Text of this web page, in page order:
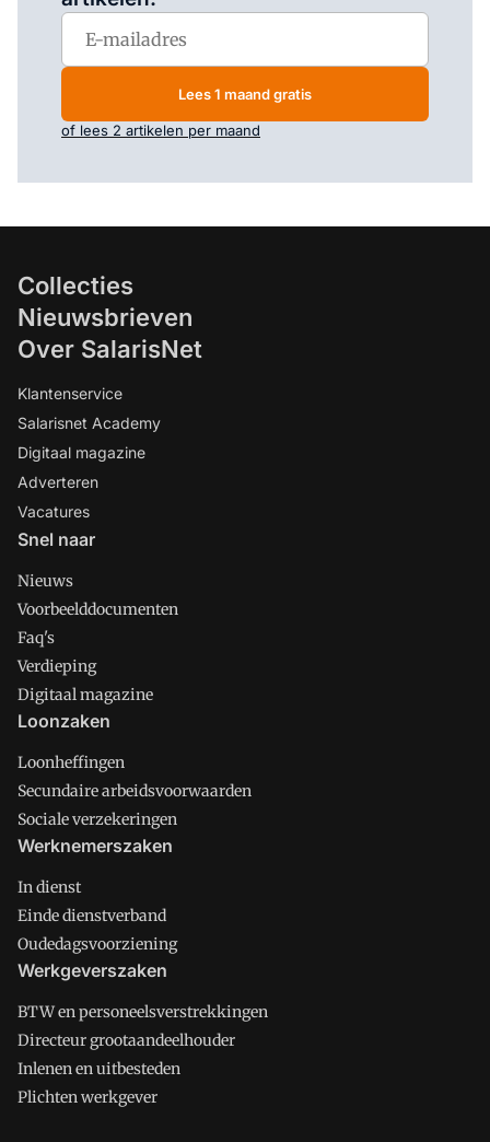
Lees 1 maand gratis
of lees 2 artikelen per maand
Collecties
Nieuwsbrieven
Over SalarisNet
Klantenservice
Salarisnet Academy
Digitaal magazine
Adverteren
Vacatures
Snel naar
Nieuws
Voorbeelddocumenten
Faq's
Verdieping
Digitaal magazine
Loonzaken
Loonheffingen
Secundaire arbeidsvoorwaarden
Sociale verzekeringen
Werknemerszaken
In dienst
Einde dienstverband
Oudedagsvoorziening
Werkgeverszaken
BTW en personeelsverstrekkingen
Directeur grootaandeelhouder
Inlenen en uitbesteden
Plichten werkgever